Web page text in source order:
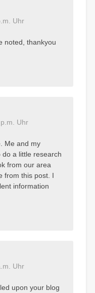
Uhr
noted, thankyou
Uhr
Me and my
a little research
from our area
from this post. I
information
Uhr
upon your blog